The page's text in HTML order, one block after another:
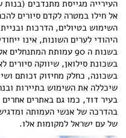
העירייה מגייסת מתנדבים
אל חילו במטרה לקדם סיורים
השימוש בטיולים, הדרכות
היהודי לערים השונות, אינו
בשנות ה 90 עמותת
בשכונת סילואן, שיווקה סיורים
בשכונה, כחלק מחיזוק זכותם
שיכללה את השימוש בתיירות
בעיר דוד, כמו גם באתרים
בהדרכה של אנשי העמותה
של עם ישראל למקומות אלו.